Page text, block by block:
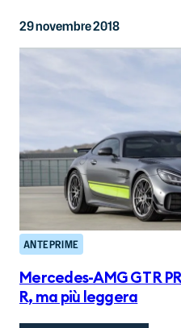
29 novembre 2018
ANTEPRIME
Mercedes-AMG GT R
R, ma più leggera